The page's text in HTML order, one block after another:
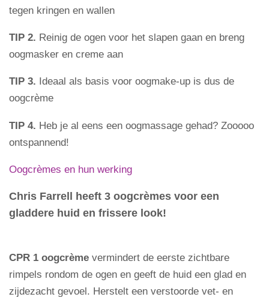
tegen kringen en wallen
TIP 2. Reinig de ogen voor het slapen gaan en breng
oogmasker en creme aan
TIP 3. Ideaal als basis voor oogmake-up is dus de
oogcrème
TIP 4. Heb je al eens een oogmassage gehad? Zooooo
ontspannend!
Oogcrèmes en hun werking
Chris Farrell heeft 3 oogcrèmes voor een
gladdere huid en frissere look!
CPR 1 oogcrème vermindert de eerste zichtbare
rimpels rondom de ogen en geeft de huid een glad en
zijdezacht gevoel. Herstelt een verstoorde vet- en